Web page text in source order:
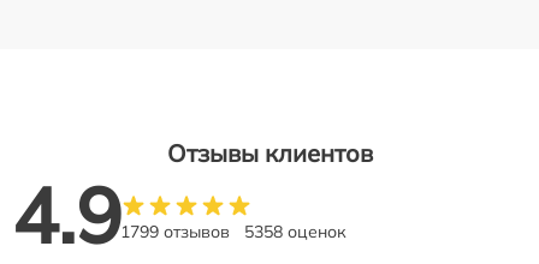
Отзывы клиентов
4.91799 отзывов 5358 оценок